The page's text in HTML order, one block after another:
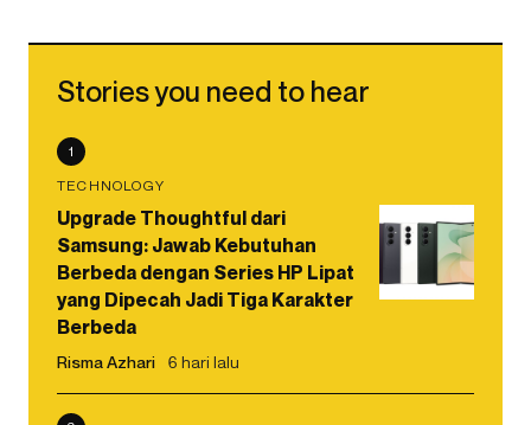
Stories you need to hear
1
TECHNOLOGY
Upgrade Thoughtful dari
Samsung: Jawab Kebutuhan
Berbeda dengan Series HP Lipat
yang Dipecah Jadi Tiga Karakter
Berbeda
Risma Azhari 6 hari lalu